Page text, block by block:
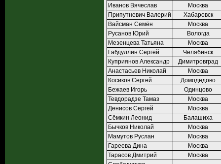
Иванов Вячеслав
Москва
Припутневич Валерий
Хабаровск
Вайсман Семён
Москва
Русанов Юрий
Вологда
Мезенцева Татьяна
Москва
Габдуллин Сергей
Челябинск
Куприянов Александр
Димитровград
Анастасьев Николай
Москва
Косиков Сергей
Домодедово
Бежаев Игорь
Одинцово
Тевдорадзе Тамаз
Москва
Денисов Сергей
Москва
Сёмкин Леонид
Балашиха
Бычков Николай
Москва
Мамутов Руслан
Москва
Гареева Дина
Москва
Тарасов Дмитрий
Москва